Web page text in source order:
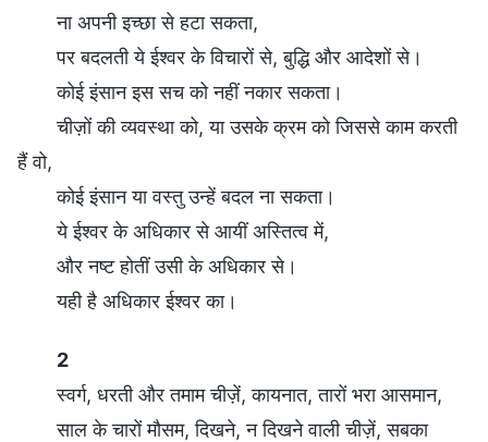
ना अपनी इच्छा से हटा सकता,
पर बदलती ये ईश्वर के विचारों से, बुद्धि और आदेशों से।
कोई इंसान इस सच को नहीं नकार सकता।
चीज़ों की व्यवस्था को, या उसके क्रम को जिससे काम करती
हैं वो,
कोई इंसान या वस्तु उन्हें बदल ना सकता।
ये ईश्वर के अधिकार से आयीं अस्तित्व में,
और नष्ट होतीं उसी के अधिकार से।
यही है अधिकार ईश्वर का।
2
स्वर्ग, धरती और तमाम चीज़ें, कायनात, तारों भरा आसमान,
साल के चारों मौसम, दिखने, न दिखने वाली चीज़ें, सबका